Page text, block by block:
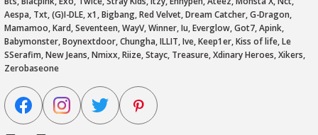
Aespa, Txt, (G)I-DLE, x1, Bigbang, Red Velvet, Dream Catcher, G-Dragon,
Mamamoo, Kard, Seventeen, WayV, Winner, Iu, Everglow, Got7, Apink,
Babymonster, Boynextdoor, Chungha, ILLIT, Ive, Keep1er, Kiss of life, Le
SSerafim, New Jeans, Nmixx, Riize, Stayc, Treasure, Xdinary Heroes, Xikers,
Zerobaseone